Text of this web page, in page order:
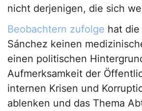
nicht derjenigen, die sich
Beobachtern zufolge hat die
Sánchez keinen
einen politischen
Aufmerksamkeit der
internen Krisen und
ablenken und das Thema